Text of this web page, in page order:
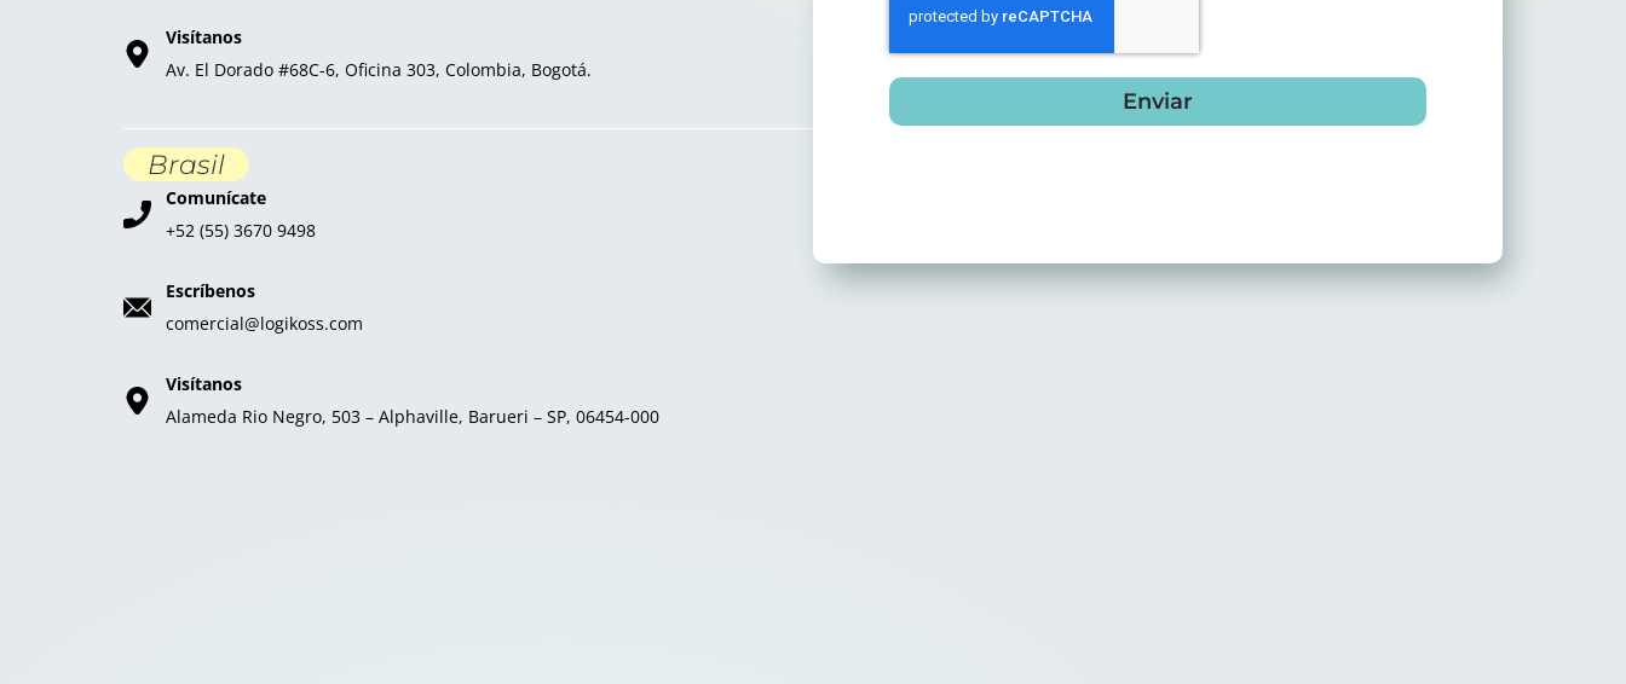
Visítanos
Av. El Dorado #68C-6, Oficina 303, Colombia, Bogotá.
Brasil
Comunícate
+52 (55) 3670 9498
Escríbenos
comercial@logikoss.com
Visítanos
Alameda Rio Negro, 503 – Alphaville, Barueri – SP, 06454-000
Enviar